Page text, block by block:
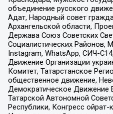
объединение русского
Адат, Народный совет
Архангельской области,
Держава Союз Советских
Социалистических Районов,
Instagram, WhatsApp, СИЧ-
Движение Организации
Комитет, Татарстанское
общественное движение,
Демократическое Движение
Татарской Автономной
Республики, Конгресс